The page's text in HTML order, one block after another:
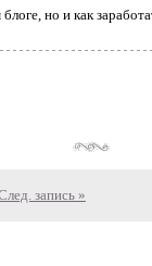
но и как
запись »